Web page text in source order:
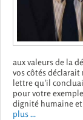
aux valeurs de la
vos côtés
lettre qu'il
pour votre
dignité humaine
plus ...